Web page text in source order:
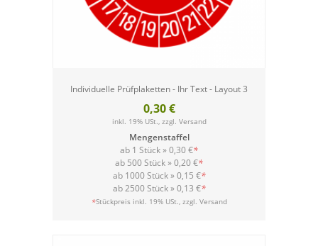
Individuelle Prüfplaketten - Ihr Text - Layout 3
0,30 €
inkl. 19% USt., zzgl. Versand
Mengenstaffel
ab 1 Stück »0,30 €*
ab 500 Stück »0,20 €*
ab 1000 Stück »0,15 €*
ab 2500 Stück »0,13 €*
*Stückpreis inkl. 19% USt., zzgl. Versand